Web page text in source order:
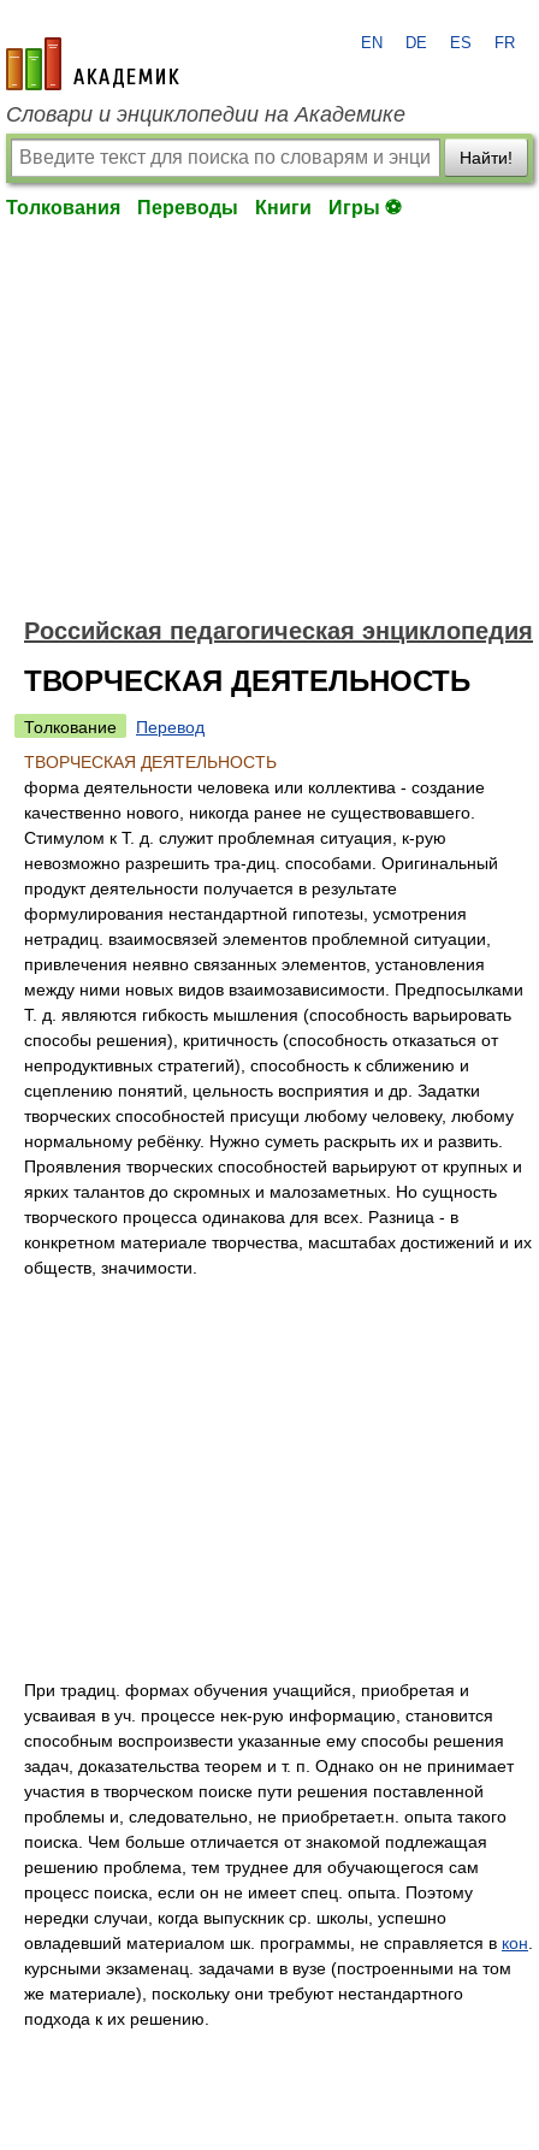
academic.ru
EN DE ES FR
Словари и энциклопедии на Академике
Найти!
Толкования Переводы Книги Игры ⚽
Российская педагогическая энциклопедия
ТВОРЧЕСКАЯ ДЕЯТЕЛЬНОСТЬ
Толкование
Перевод
ТВОРЧЕСКАЯ ДЕЯТЕЛЬНОСТЬ
форма деятельности человека или коллектива - создание
качественно нового, никогда ранее не существовавшего.
Стимулом к Т. д. служит проблемная ситуация, к-рую
невозможно разрешить тра-диц. способами. Оригинальный
продукт деятельности получается в результате
формулирования нестандартной гипотезы, усмотрения
нетрадиц. взаимосвязей элементов проблемной ситуации,
привлечения неявно связанных элементов, установления
между ними новых видов взаимозависимости. Предпосылками
Т. д. являются гибкость мышления (способность варьировать
способы решения), критичность (способность отказаться от
непродуктивных стратегий), способность к сближению и
сцеплению понятий, цельность восприятия и др. Задатки
творческих способностей присущи любому человеку, любому
нормальному ребёнку. Нужно суметь раскрыть их и развить.
Проявления творческих способностей варьируют от крупных и
ярких талантов до скромных и малозаметных. Но сущность
творческого процесса одинакова для всех. Разница - в
конкретном материале творчества, масштабах достижений и их
обществ, значимости.
При традиц. формах обучения учащийся, приобретая и
усваивая в уч. процессе нек-рую информацию, становится
способным воспроизвести указанные ему способы решения
задач, доказательства теорем и т. п. Однако он не принимает
участия в творческом поиске пути решения поставленной
проблемы и, следовательно, не приобретает.н. опыта такого
поиска. Чем больше отличается от знакомой подлежащая
решению проблема, тем труднее для обучающегося сам
процесс поиска, если он не имеет спец. опыта. Поэтому
нередки случаи, когда выпускник ср. школы, успешно
овладевший материалом шк. программы, не справляется в кон
курсными экзаменац. задачами в вузе (построенными на том
же материале), поскольку они требуют нестандартного
подхода к их решению.